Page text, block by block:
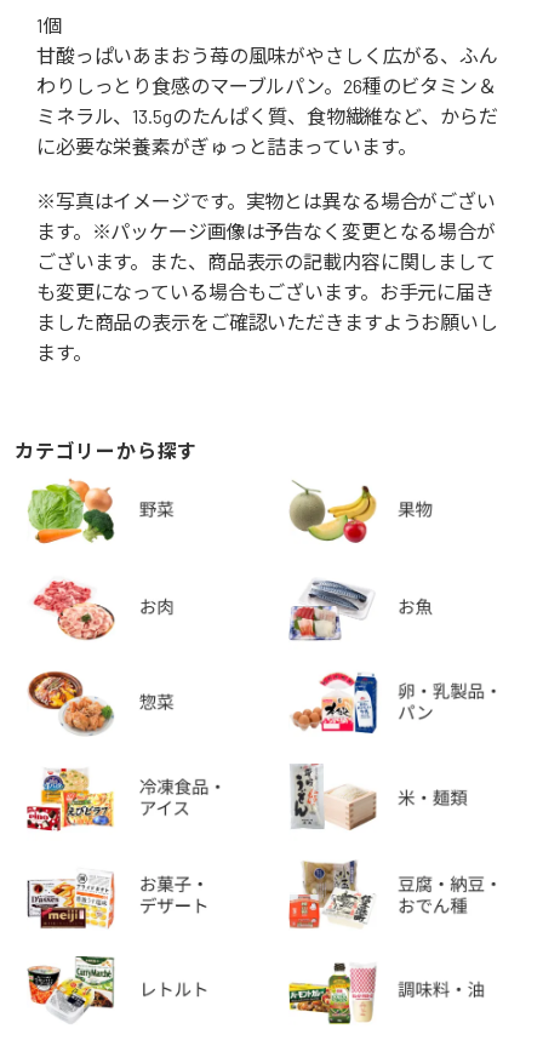
1個
甘酸っぱいあまおう苺の風味がやさしく広がる、ふん
わりしっとり食感のマーブルパン。26種のビタミン＆
ミネラル、13.5gのたんぱく質、食物繊維など、からだ
に必要な栄養素がぎゅっと詰まっています。
※写真はイメージです。実物とは異なる場合がござい
ます。※パッケージ画像は予告なく変更となる場合が
ございます。また、商品表示の記載内容に関しまして
も変更になっている場合もございます。お手元に届き
ました商品の表示をご確認いただきますようお願いし
ます。
カテゴリーから探す